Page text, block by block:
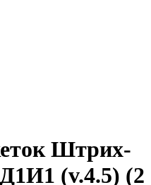
Штрих-
(v.4.5) (2